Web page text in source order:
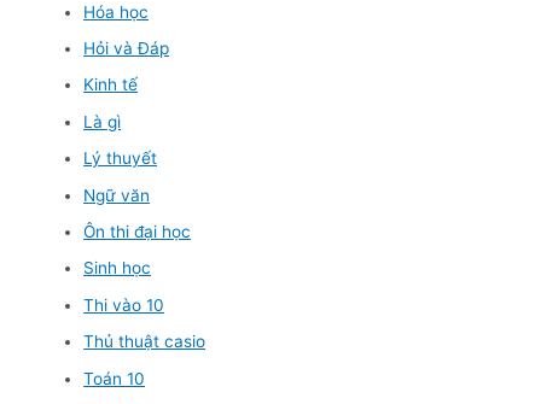
Hóa học
Hỏi và Đáp
Kinh tế
Là gì
Lý thuyết
Ngữ văn
Ôn thi đại học
Sinh học
Thi vào 10
Thủ thuật casio
Toán 10